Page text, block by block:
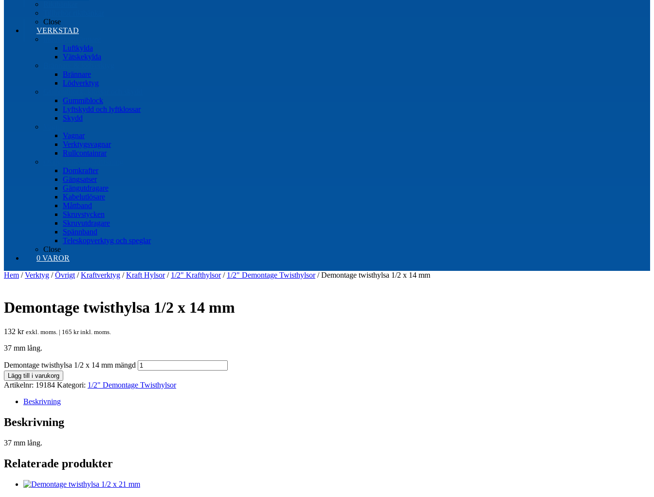
Close
VERKSTAD
Luftkylda
Vätskekylda
Brännare
Lödverktyg
Gummiblock
Lyftskydd och lyftklossar
Skydd
Vagnar
Verktygsvagnar
Rullcontainrar
Domkrafter
Gängsatser
Gängutdragare
Kabelutlösare
Måttband
Skruvstycken
Skruvutdragare
Spännband
Teleskopverktyg och speglar
Close
0 VAROR
Hem /Verktyg /Övrigt /Kraftverktyg /Kraft Hylsor/ 1/2" Krafthylsor/ 1/2" Demontage Twisthylsor/ Demontage twisthylsa 1/2 x 14 mm
Demontage twisthylsa 1/2 x 14 mm
132 kr exkl. moms. | 165 krinkl. moms.
37 mm lång.
Demontage twisthylsa 1/2 x 14 mm mängd
Lägg till i varukorg
Artikelnr: 19184 Kategori: 1/2" Demontage Twisthylsor
Beskrivning
Beskrivning
37 mm lång.
Relaterade produkter